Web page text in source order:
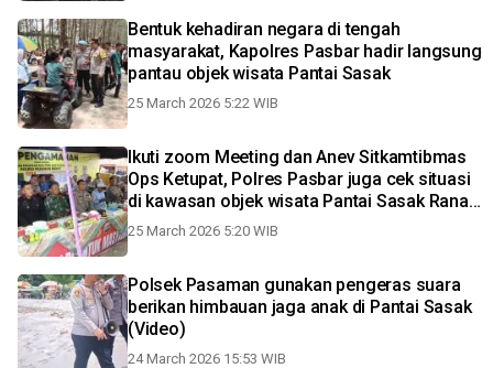
Bentuk kehadiran negara di tengah
masyarakat, Kapolres Pasbar hadir langsung
pantau objek wisata Pantai Sasak
25 March 2026 5:22 WIB
Ikuti zoom Meeting dan Anev Sitkamtibmas
Ops Ketupat, Polres Pasbar juga cek situasi
di kawasan objek wisata Pantai Sasak Ranah
Pasisie
25 March 2026 5:20 WIB
Polsek Pasaman gunakan pengeras suara
berikan himbauan jaga anak di Pantai Sasak
(Video)
24 March 2026 15:53 WIB